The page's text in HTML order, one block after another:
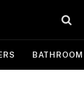
BATHROOM